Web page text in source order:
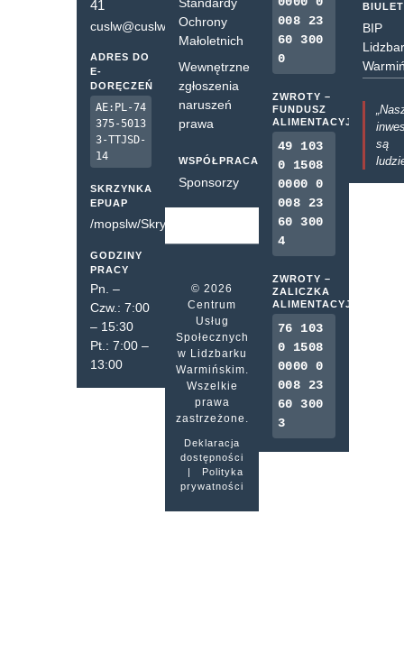
41
cuslw@cuslw.pl
ADRES DO
E-
DORĘCZEŃ
AE:PL-74
375-5013
3-TTJSD-
14
SKRZYNKA
EPUAP
/mopslw/SkrytkaESP
GODZINY
PRACY
Pn. –
Czw.: 7:00
– 15:30
Pt.: 7:00 –
13:00
Standardy
Ochrony
Małoletnich
Wewnętrzne
zgłoszenia
naruszeń
prawa
WSPÓŁPRACA
Sponsorzy
© 2026
Centrum
Usług
Społecznych
w Lidzbarku
Warmińskim.
Wszelkie
prawa
zastrzeżone.
Deklaracja
dostępności
Polityka
prywatności
008 23
60 300
0
ZWROTY –
FUNDUSZ
ALIMENTACYJNY
49 103
0 1508
0000 0
008 23
60 300
4
ZWROTY –
ZALICZKA
ALIMENTACYJNA
76 103
0 1508
0000 0
008 23
60 300
3
BIP
są